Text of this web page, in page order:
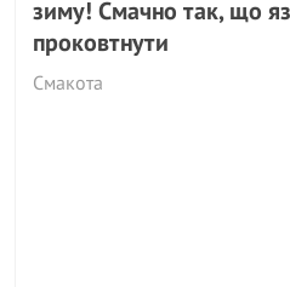
зиму! Смачно так, що
проковтнути
Смакота